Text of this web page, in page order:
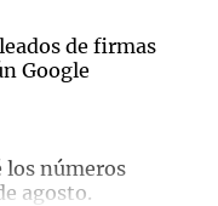
de firmas
Google
los números
agosto.